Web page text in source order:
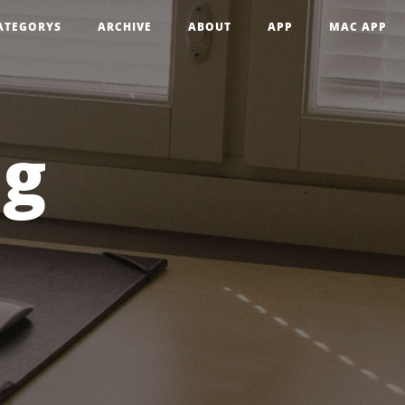
ARCHIVE ABOUT APP MAC APP